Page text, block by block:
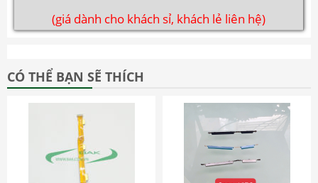
(giá dành cho khách sỉ, khách lẻ liên hệ)
CÓ THỂ BẠN SẼ THÍCH